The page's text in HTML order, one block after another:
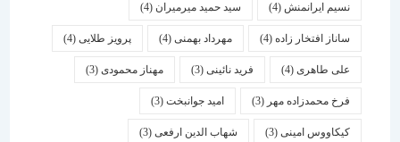
نسیم ایرانمنش(4) سید حمید میرمیران(4)
ساناز افتخار زاده(4) مهرداد بهمنی (4) پرویز طلایی(4)
علی طاهری(4) فرید نائینی(3) مهناز محمودی(3)
فرخ محمدزاده مهر(3) امید جوانبخت(3)
کیکاووس امینی(3) شهاب الدین ارفعی(3)